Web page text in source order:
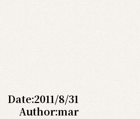
Date:2011/8/31
Author:mar